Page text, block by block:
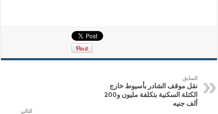
السابق
نقل موقف الشادر بأسيوط خارج
الكتلة السكنية بتكلفة مليون و200
ألف جنيه
التالي